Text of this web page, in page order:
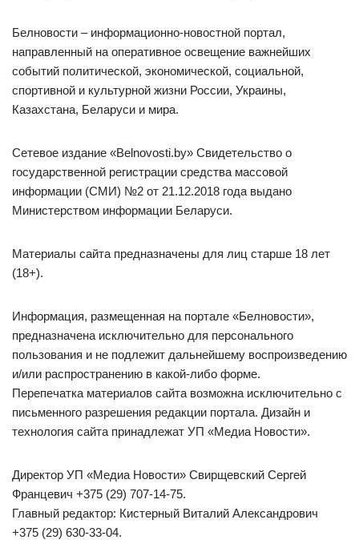
Белновости – информационно-новостной портал,
направленный на оперативное освещение важнейших
событий политической, экономической, социальной,
спортивной и культурной жизни России, Украины,
Казахстана, Беларуси и мира.
Сетевое издание «Belnovosti.by» Свидетельство о
государственной регистрации средства массовой
информации (СМИ) №2 от 21.12.2018 года выдано
Министерством информации Беларуси.
Материалы сайта предназначены для лиц старше 18 лет
(18+).
Информация, размещенная на портале «Белновости»,
предназначена исключительно для персонального
пользования и не подлежит дальнейшему воспроизведению
и/или распространению в какой-либо форме.
Перепечатка материалов сайта возможна исключительно с
письменного разрешения редакции портала. Дизайн и
технология сайта принадлежат УП «Медиа Новости».
Директор УП «Медиа Новости» Свирщевский Сергей
Францевич +375 (29) 707-14-75.
Главный редактор: Кистерный Виталий Александрович
+375 (29) 630-33-04.